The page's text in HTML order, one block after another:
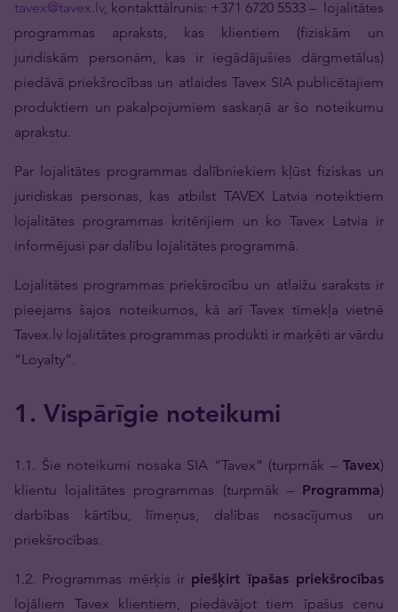
tavex@tavex.lv, kontakttālrunis: +371 6720 5533 – lojalitātes
programmas apraksts, kas klientiem (fiziskām un
juridiskām personām, kas ir iegādājušies dārgmetālus)
piedāvā priekšrocības un atlaides Tavex SIA publicētajiem
produktiem un pakalpojumiem saskaņā ar šo noteikumu
aprakstu.
Par lojalitātes programmas dalībniekiem kļūst fiziskas un
juridiskas personas, kas atbilst TAVEX Latvia noteiktiem
lojalitātes programmas kritērijiem un ko Tavex Latvia ir
informējusi par dalību lojalitātes programmā.
Lojalitātes programmas priekšrocību un atlaižu saraksts ir
pieejams šajos noteikumos, kā arī Tavex tīmekļa vietnē
Tavex.lv lojalitātes programmas produkti ir marķēti ar vārdu
“Loyalty”.
1. Vispārīgie noteikumi
1.1. Šie noteikumi nosaka SIA “Tavex” (turpmāk – Tavex)
klientu lojalitātes programmas (turpmāk – Programma)
darbības kārtību, līmeņus, dalības nosacījumus un
priekšrocības.
1.2. Programmas mērķis ir piešķirt īpašas priekšrocības
lojāliem Tavex klientiem, piedāvājot tiem īpašus cenu